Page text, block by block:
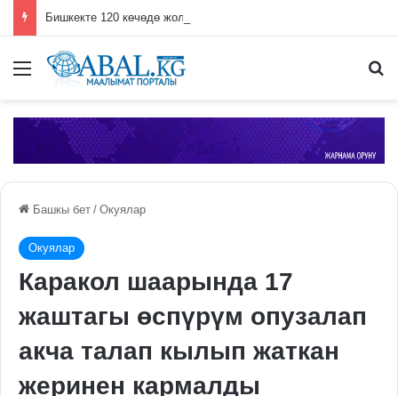
Бишкекте 120 көчөдө жол оңдоо иштери жүрүп жатат
Меню
Башкы бет / Окуялар
Окуялар
Каракол шаарында 17
жаштагы өспүрүм опузалап
акча талап кылып жаткан
жеринен кармалды